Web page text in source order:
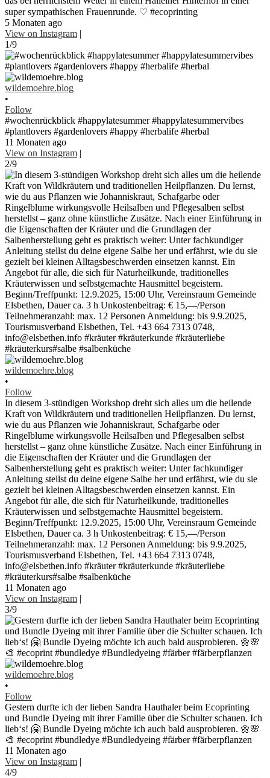
super sympathischen Frauenrunde. ♡ #ecoprinting
5 Monaten ago
View on Instagram |
1/9
wildemoehre.blog
•
Follow
#wochenrückblick #happylatesummer #happylatesummervibes
#plantlovers #gardenlovers #happy #herbalife #herbal
11 Monaten ago
View on Instagram |
2/9
wildemoehre.blog
•
Follow
In diesem 3-stündigen Workshop dreht sich alles um die heilende
Kraft von Wildkräutern und traditionellen Heilpflanzen. Du lernst,
wie du aus Pflanzen wie Johanniskraut, Schafgarbe oder
Ringelblume wirkungsvolle Heilsalben und Pflegesalben selbst
herstellst – ganz ohne künstliche Zusätze. Nach einer Einführung in
die Eigenschaften der Kräuter und die Grundlagen der
Salbenherstellung geht es praktisch weiter: Unter fachkundiger
Anleitung stellst du deine eigene Salbe her und erfährst, wie du sie
gezielt bei kleinen Alltagsbeschwerden einsetzen kannst. Ein
Angebot für alle, die sich für Naturheilkunde, traditionelles
Kräuterwissen und selbstgemachte Hausmittel begeistern.
Beginn/Treffpunkt: 12.9.2025, 15:00 Uhr, Vereinsraum Gemeinde
Elsbethen, Dauer ca. 3 h Unkostenbeitrag: € 15,—/Person
Teilnehmeranzahl: max. 12 Personen Anmeldung: bis 9.9.2025,
Tourismusverband Elsbethen, Tel. +43 664 7313 0748,
info@elsbethen.info #kräuter #kräuterkunde #kräuterliebe
#kräuterkurs#salbe #salbenküche
11 Monaten ago
View on Instagram |
3/9
wildemoehre.blog
•
Follow
Gestern durfte ich der lieben Sandra Hauthaler beim Ecoprinting
und Bundle Dyeing mit ihrer Familie über die Schulter schauen. Ich
lieb‘s! 🤗 Bundle Dyeing möchte ich auch bald ausprobieren. 🌼🌸
🎨 #ecoprint #bundledye #Bundledyeing #färber #färberpflanzen
11 Monaten ago
View on Instagram |
4/9